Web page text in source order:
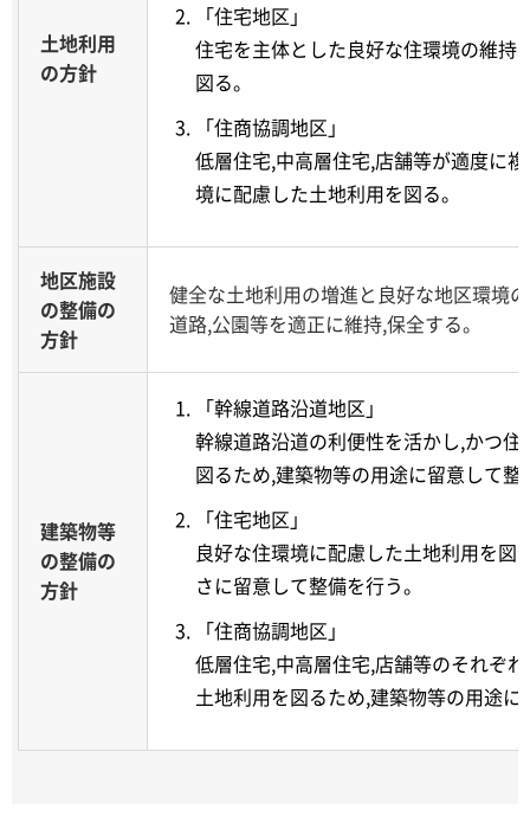
土地利用
の方針
「住宅地区」
住宅を主体とした良好な住環境の維持
図る。
「住商協調地区」
低層住宅,中高層住宅,店舗等が適度に
境に配慮した土地利用を図る。
地区施設
の整備の
方針
健全な土地利用の増進と良好な地区環境
道路,公園等を適正に維持,保全する。
建築物等
の整備の
方針
「幹線道路沿道地区」
幹線道路沿道の利便性を活かし,かつ
図るため,建築物等の用途に留意して整
「住宅地区」
良好な住環境に配慮した土地利用を図
さに留意して整備を行う。
「住商協調地区」
低層住宅,中高層住宅,店舗等のそれぞ
土地利用を図るため,建築物等の用途